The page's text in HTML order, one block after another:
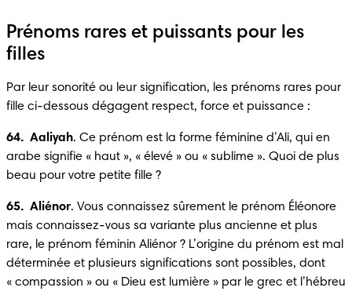
Prénoms rares et puissants pour les
filles
Par leur sonorité ou leur signification, les prénoms rares pour
fille ci-dessous dégagent respect, force et puissance :
64.  Aaliyah. Ce prénom est la forme féminine d’Ali, qui en
arabe signifie « haut », « élevé » ou « sublime ». Quoi de plus
beau pour votre petite fille ?
65.  Aliénor. Vous connaissez sûrement le prénom Éléonore
mais connaissez-vous sa variante plus ancienne et plus
rare, le prénom féminin Aliénor ? L’origine du prénom est mal
déterminée et plusieurs significations sont possibles, dont
« compassion » ou « Dieu est lumière » par le grec et l’hébreu